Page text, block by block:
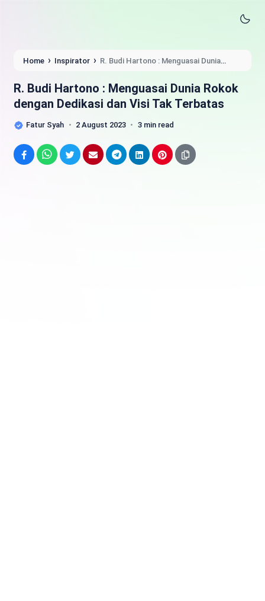
Home › Inspirator › R. Budi Hartono : Menguasai Dunia
R. Budi Hartono : Menguasai Dunia Rokok
dengan Dedikasi dan Visi Tak Terbatas
Fatur Syah 2 August 2023 3 min read